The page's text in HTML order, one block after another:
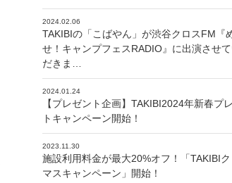
2024.02.06
TAKIBIの「こばやん」が渋谷クロスFM『
せ！キャンプフェスRADIO』に出演させ
だきま…
2024.01.24
【プレゼント企画】TAKIBI2024年新春プ
トキャンペーン開始！
2023.11.30
施設利用料金が最大20%オフ！「TAKIBIク
マスキャンペーン」開始！